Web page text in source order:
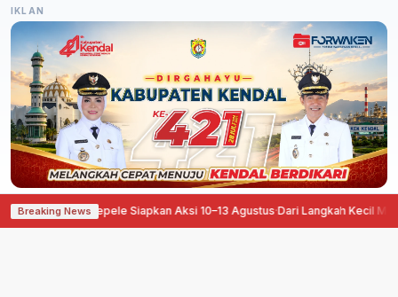
IKLAN
Breaking News
Pati Ora Sepele Siapkan Aksi 10–13 Agustus·Dari Langkah Kecil